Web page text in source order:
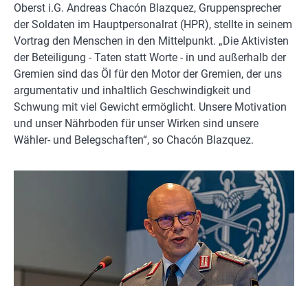
Oberst i.G. Andreas Chacón Blazquez, Gruppensprecher
der Soldaten im Hauptpersonalrat (HPR), stellte in seinem
Vortrag den Menschen in den Mittelpunkt. „Die Aktivisten
der Beteiligung - Taten statt Worte - in und außerhalb der
Gremien sind das Öl für den Motor der Gremien, der uns
argumentativ und inhaltlich Geschwindigkeit und
Schwung mit viel Gewicht ermöglicht. Unsere Motivation
und unser Nährboden für unser Wirken sind unsere
Wähler- und Belegschaften“, so Chacón Blazquez.